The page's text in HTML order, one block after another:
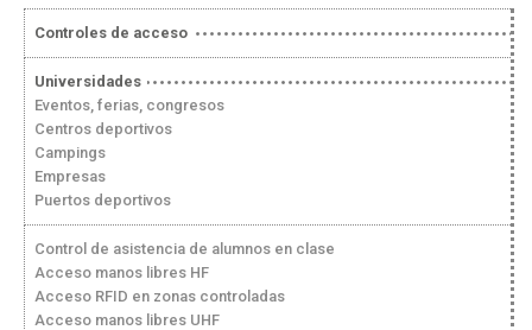
Controles de acceso
Universidades
Eventos, ferias, congresos
Centros deportivos
Campings
Empresas
Puertos deportivos
Control de asistencia de alumnos en clase
Acceso manos libres HF
Acceso RFID en zonas controladas
Acceso manos libres UHF